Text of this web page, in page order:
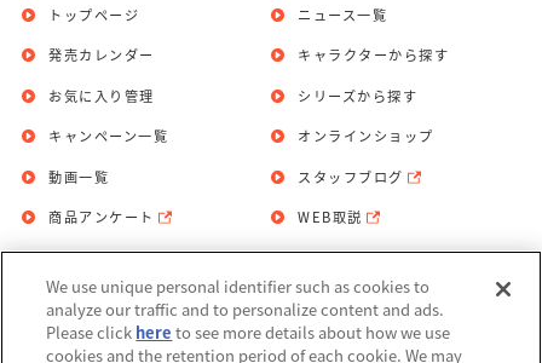
トップページ
発売カレンダー
お気に入り管理
ニュース一覧
キャラクターから探す
シリーズから探す
キャンペーン一覧
動画一覧
商品アンケート
オンラインショップ
スタッフブログ
WEB取説
お問い合わせ 個人情報保護方針
利用規約
We use unique personal identifier such as cookies to
analyze our traffic and to personalize content and ads.
Please click here to see more details about how we use
cookies and the retention period of each cookie. We may